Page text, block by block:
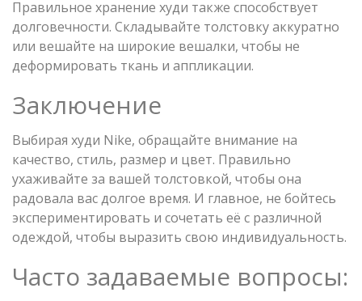
Правильное хранение худи также способствует
долговечности. Складывайте толстовку аккуратно
или вешайте на широкие вешалки, чтобы не
деформировать ткань и аппликации.
Заключение
Выбирая худи Nike, обращайте внимание на
качество, стиль, размер и цвет. Правильно
ухаживайте за вашей толстовкой, чтобы она
радовала вас долгое время. И главное, не бойтесь
экспериментировать и сочетать её с различной
одеждой, чтобы выразить свою индивидуальность.
Часто задаваемые вопросы: